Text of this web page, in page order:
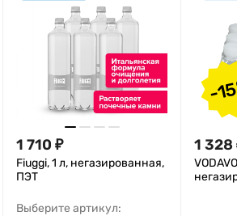
1 710 ₽
Fiuggi, 1 л, негазированная,
ПЭТ
Выберите артикул:
-
1 328